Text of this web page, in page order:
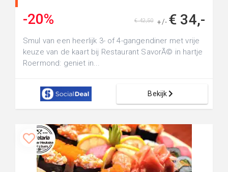
-20% +/- € 34,-
€ 42,50
Smul van een heerlijk 3- of 4-gangendiner met vrije
keuze van de kaart bij Restaurant SavorÃ© in hartje
Roermond: geniet in...
Bekijk